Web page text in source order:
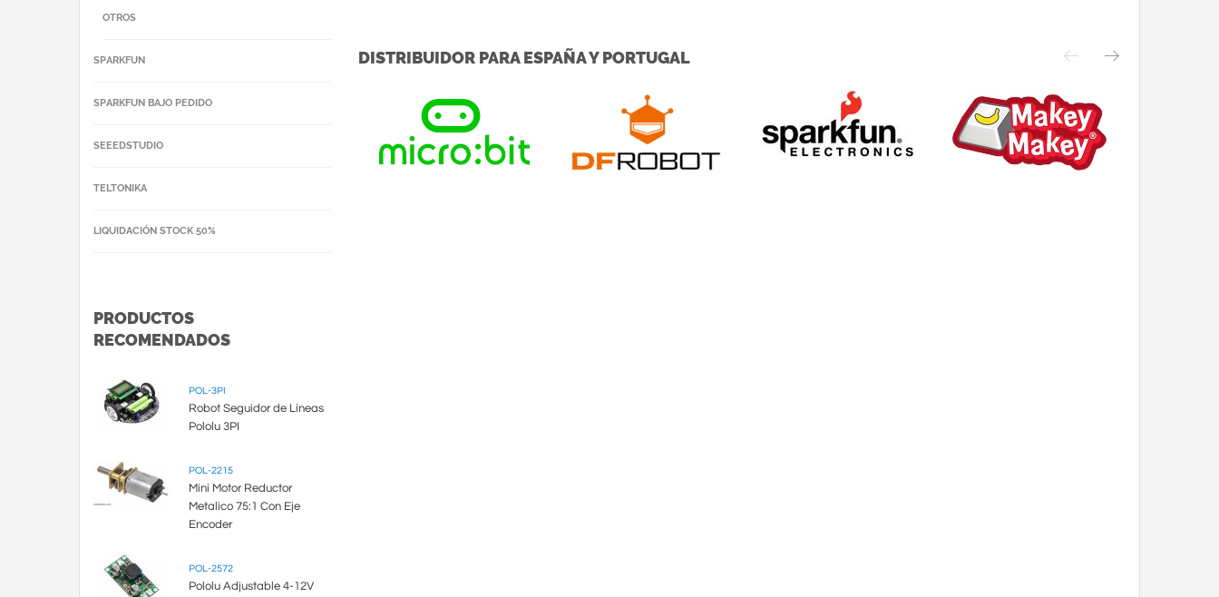
DISTRIBUIDOR PARA ESPAÑA Y PORTUGAL
OTROS
SPARKFUN
SPARKFUN BAJO PEDIDO
SEEEDSTUDIO
TELTONIKA
LIQUIDACIÓN STOCK 50%
PRODUCTOS
RECOMENDADOS
POL-3PI
Robot Seguidor de Lineas
Pololu 3PI
POL-2215
Mini Motor Reductor
Metalico 75:1 Con Eje
Encoder
POL-2572
Pololu Adjustable 4-12V